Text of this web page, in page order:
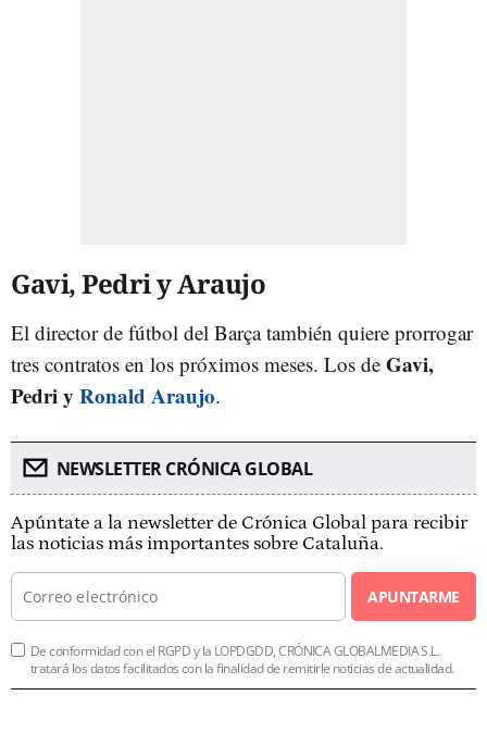
Gavi, Pedri y Araujo
El director de fútbol del Barça también quiere prorrogar
tres contratos en los próximos meses. Los de Gavi,
Pedri y Ronald Araujo.
NEWSLETTER CRÓNICA GLOBAL
Apúntate a la newsletter de Crónica Global para recibir
las noticias más importantes sobre Cataluña.
APUNTARME
De conformidad con el RGPD y la LOPDGDD, CRÓNICA GLOBALMEDIA S.L.
tratará los datos facilitados con la finalidad de remitirle noticias de actualidad.